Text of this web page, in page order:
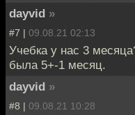
dayvid »
#7 | 09.08.21 02:13
Учебка у нас 3
была 5+-1 месяц.
dayvid »
#8 | 09.08.21 10:28